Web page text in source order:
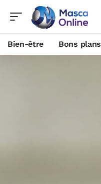
Bien-être Bons plans